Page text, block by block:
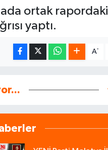
ortak rapordaki
yaptı.
A-